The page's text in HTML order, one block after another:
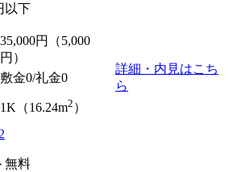
以下
35,000円（5,000
円）
詳細・内見はこち
ら
敷金0/礼金0
1K（16.24m2 ）
無料